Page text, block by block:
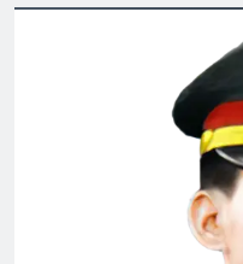
Tagore)
3 Years
LỜI
3 Years
HOA